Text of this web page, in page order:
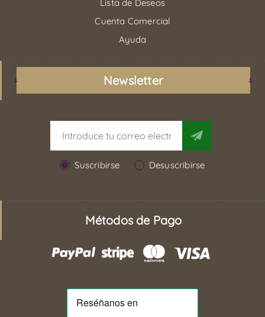
Lista de Deseos
Cuenta Comercial
Ayuda
Newsletter
Suscribirse Desuscribirse
Métodos de Pago